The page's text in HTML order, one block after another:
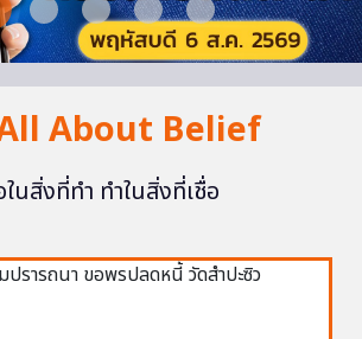
About Belief
ในสิ่งที่ทำ ทำในสิ่งที่เชื่อ